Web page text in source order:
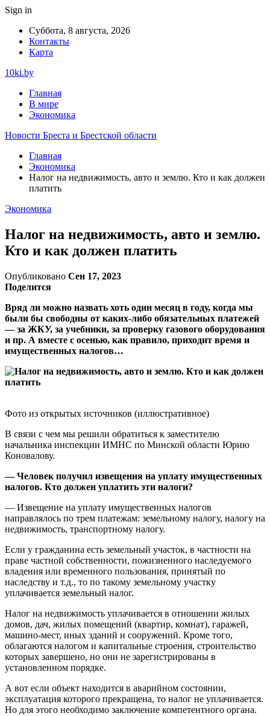
Sign in
Суббота, 8 августа, 2026
Контакты
Карта
10ki.by
Главная
В мире
Экономика
Новости Бреста и Брестской области
Главная
Экономика
Налог на недвижимость, авто и землю. Кто и как должен
платить
Экономика
Налог на недвижимость, авто и землю.
Кто и как должен платить
Опубликовано Сен 17, 2023
Поделится
Вряд ли можно назвать хоть один месяц в году, когда мы
были бы свободны от каких-либо обязательных платежей
— за ЖКУ, за учебники, за проверку газового оборудования
и пр. А вместе с осенью, как правило, приходит время и
имущественных налогов…
Фото из открытых источников (иллюстративное)
В связи с чем мы решили обратиться к заместителю
начальника инспекции ИМНС по Минской области Юрию
Коновалову.
— Человек получил извещения на уплату имущественных
налогов. Кто должен уплатить эти налоги?
— Извещение на уплату имущественных налогов
направлялось по трем платежам: земельному налогу, налогу на
недвижимость, транспортному налогу.
Если у гражданина есть земельный участок, в частности на
праве частной собственности, пожизненного наследуемого
владения или временного пользования, принятый по
наследству и т.д., то по такому земельному участку
уплачивается земельный налог.
Налог на недвижимость уплачивается в отношении жилых
домов, дач, жилых помещений (квартир, комнат), гаражей,
машино-мест, иных зданий и сооружений. Кроме того,
облагаются налогом и капитальные строения, строительство
которых завершено, но они не зарегистрированы в
установленном порядке.
А вот если объект находится в аварийном состоянии,
эксплуатация которого прекращена, то налог не уплачивается.
Но для этого необходимо заключение компетентного органа.